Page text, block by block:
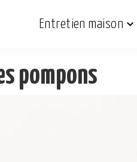
Entretien maison
pompons